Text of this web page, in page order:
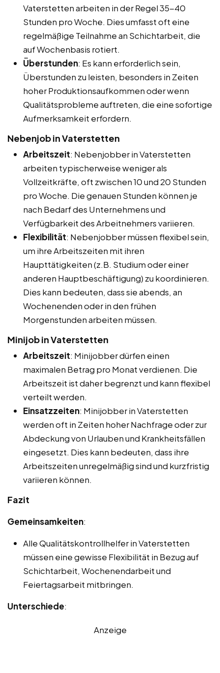
Vaterstetten arbeiten in der Regel 35-40
Stunden pro Woche. Dies umfasst oft eine
regelmäßige Teilnahme an Schichtarbeit, die
auf Wochenbasis rotiert.
Überstunden: Es kann erforderlich sein,
Überstunden zu leisten, besonders in Zeiten
hoher Produktionsaufkommen oder wenn
Qualitätsprobleme auftreten, die eine sofortige
Aufmerksamkeit erfordern.
Nebenjob in Vaterstetten
Arbeitszeit: Nebenjobber in Vaterstetten
arbeiten typischerweise weniger als
Vollzeitkräfte, oft zwischen 10 und 20 Stunden
pro Woche. Die genauen Stunden können je
nach Bedarf des Unternehmens und
Verfügbarkeit des Arbeitnehmers variieren.
Flexibilität: Nebenjobber müssen flexibel sein,
um ihre Arbeitszeiten mit ihren
Haupttätigkeiten (z.B. Studium oder einer
anderen Hauptbeschäftigung) zu koordinieren.
Dies kann bedeuten, dass sie abends, an
Wochenenden oder in den frühen
Morgenstunden arbeiten müssen.
Minijob in Vaterstetten
Arbeitszeit: Minijobber dürfen einen
maximalen Betrag pro Monat verdienen. Die
Arbeitszeit ist daher begrenzt und kann flexibel
verteilt werden.
Einsatzzeiten: Minijobber in Vaterstetten
werden oft in Zeiten hoher Nachfrage oder zur
Abdeckung von Urlauben und Krankheitsfällen
eingesetzt. Dies kann bedeuten, dass ihre
Arbeitszeiten unregelmäßig sind und kurzfristig
variieren können.
Fazit
Gemeinsamkeiten:
Alle Qualitätskontrollhelfer in Vaterstetten
müssen eine gewisse Flexibilität in Bezug auf
Schichtarbeit, Wochenendarbeit und
Feiertagsarbeit mitbringen.
Unterschiede:
Anzeige